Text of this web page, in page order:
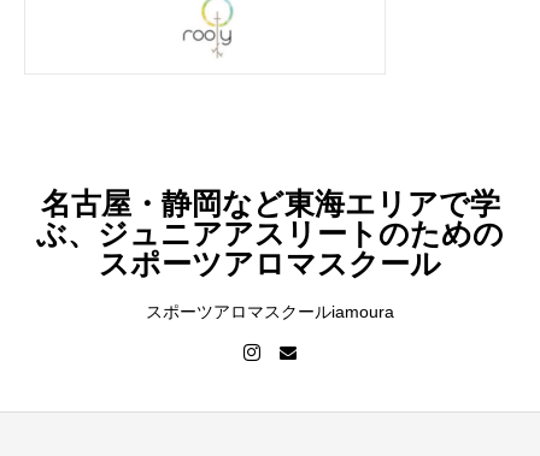
名古屋・静岡など東海エリアで学
ぶ、ジュニアアスリートのための
スポーツアロマスクール
スポーツアロマスクールiamoura